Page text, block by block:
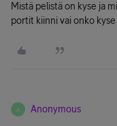
Mistä pelistä on kyse ja
portit kiinni vai onko
A Anonymous